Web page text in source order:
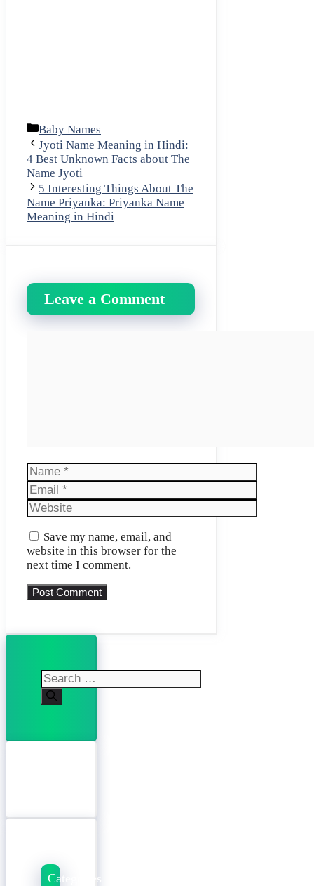
Categories
Baby Names
Jyoti Name Meaning in Hindi:
4 Best Unknown Facts about The
Name Jyoti
5 Interesting Things About The
Name Priyanka: Priyanka Name
Meaning in Hindi
Leave a Comment
Name
Email
Website
Save my name, email, and
website in this browser for the
next time I comment.
Search
for:
Categories